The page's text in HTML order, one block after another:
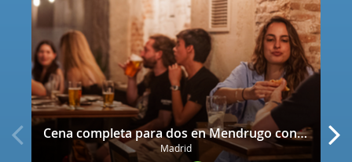
Cena completa para dos en Mendrugo con cerveza artesana incluida
Madrid